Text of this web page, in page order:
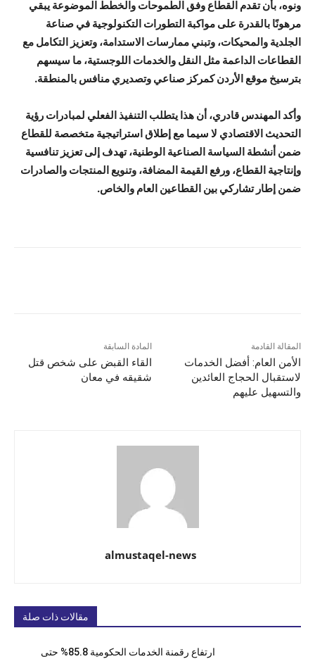
ونوه، بأن تقدم القطاع وفق الطموحات والخطط الموضوعة يبقي
مرهونًا بالقدرة على مواكبة التطورات التكنولوجية في صناعة
الجلدية والمحيكات، وتبني ممارسات الاستدامة، وتعزيز التكامل مع
القطاعات الداعمة مثل النقل والخدمات اللوجستية، ما سيسهم
بترسيخ موقع الأردن كمركز صناعي وتصديري منافس بالمنطقة.
وأكد المهندس قادري، أن هذا يتطلب التنفيذ الفعلي لمبادرات رؤية
التحديث الاقتصادي لا سيما مع إطلاق استراتيجية متخصصة للقطاع
ضمن أنشطة السياسة الصناعية الوطنية، تهدف إلى تعزيز تنافسية
وإنتاجية القطاع، ورفع القيمة المضافة، وتنويع المنتجات والصادرات
ضمن إطار تشاركي بين القطاعين العام والخاص.
المادة السابقة
القاء القبض على شخص قتل
شقيقه في معان
المقالة القادمة
الأمن العام: أفضل الخدمات
لاستقبال الحجاج العائدين
والتسهيل عليهم
almustaqel-news
مقالات ذات صلة
ارتفاع رقمنة الخدمات الحكومية 85.8% حتى